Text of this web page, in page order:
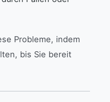
Probleme, indem
bis Sie bereit